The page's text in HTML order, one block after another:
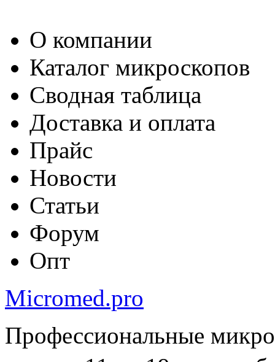
О компании
Каталог микроскопов
Сводная таблица
Доставка и оплата
Прайс
Новости
Статьи
Форум
Опт
Micromed.pro
Профессиональные